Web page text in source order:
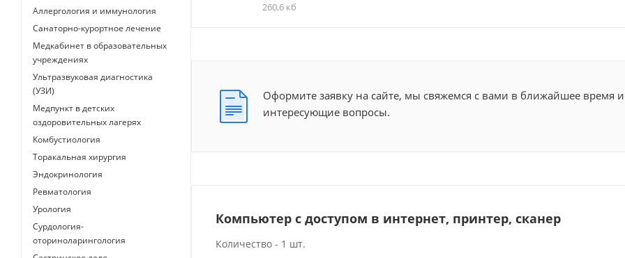
260,6 кб
Оформите заявку на сайте, мы свяжемся с вами в ближайшее время
интересующие вопросы.
Компьютер с доступом в интернет, принтер, сканер
Количество - 1 шт.
Аллергология и иммунология
Санаторно-курортное лечение
Медкабинет в образовательных
учреждениях
Ультразвуковая диагностика
(УЗИ)
Медпункт в детских
оздоровительных лагерях
Комбустиология
Торакальная хирургия
Эндокринология
Ревматология
Урология
Сурдология-
оториноларингология